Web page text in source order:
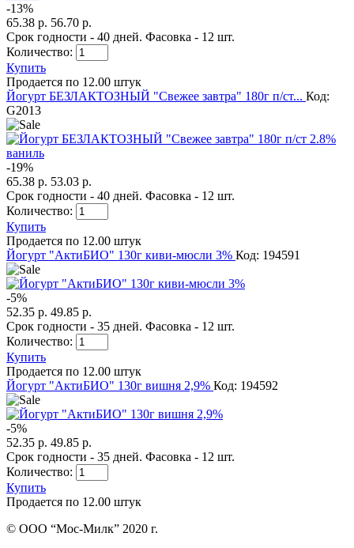
-13%
65.38 р. 56.70 р.
Срок годности - 40 дней. Фасовка - 12 шт.
Количество:
Купить
Продается по 12.00 штук
Йогурт БЕЗЛАКТОЗНЫЙ "Свежее завтра" 180г п/ст... Код:
G2013
-19%
65.38 р. 53.03 р.
Срок годности - 40 дней. Фасовка - 12 шт.
Количество:
Купить
Продается по 12.00 штук
Йогурт "АктиБИО" 130г киви-мюсли 3% Код: 194591
-5%
52.35 р. 49.85 р.
Срок годности - 35 дней. Фасовка - 12 шт.
Количество:
Купить
Продается по 12.00 штук
Йогурт "АктиБИО" 130г вишня 2,9% Код: 194592
-5%
52.35 р. 49.85 р.
Срок годности - 35 дней. Фасовка - 12 шт.
Количество:
Купить
Продается по 12.00 штук
© ООО “Мос-Милк” 2020 г.